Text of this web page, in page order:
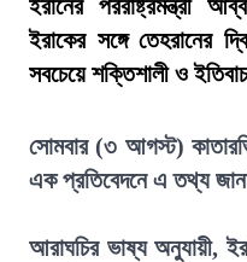
ইরানের পররাষ্ট্রমন্ত্রী
ইরাকের সঙ্গে তেহরানের
সবচেয়ে শক্তিশালী ও
সোমবার (৩ আগস্ট)
এক প্রতিবেদনে এ তথ্য
আরাঘচির ভাষ্য অনুযায়ী,